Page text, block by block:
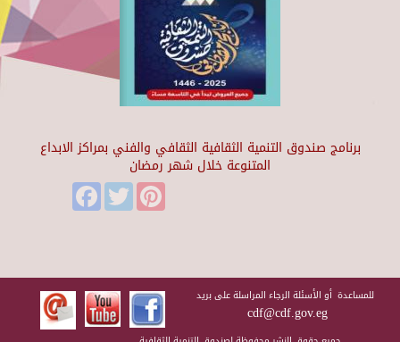
برنامج صندوق التنمية الثقافية الثقافي والفني بمراكز الابداع
المتنوعة خلال شهر رمضان
FacebookTwitter
للمساعدة أو الأسئلة الرجاء المراسلة على بريد
cdf@cdf.gov.eg